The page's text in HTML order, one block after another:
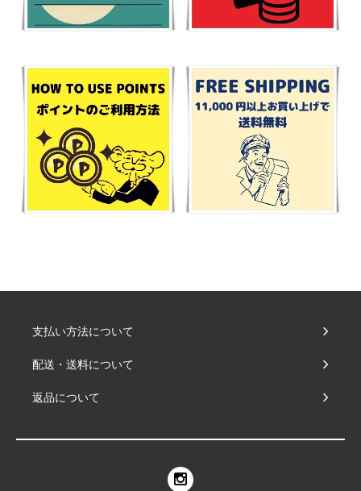
支払い方法について
配送・送料について
返品について